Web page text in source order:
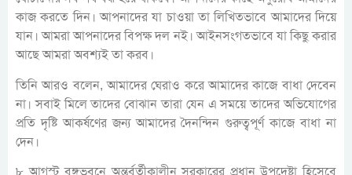
কাজ করতে দিন। আপনাদের যা চাওয়া তা লিখিতভাবে আমাদের দিয়ে
যান। আমরা আপনাদের বিপক্ষ দল নই। আইনসংগতভাবে যা কিছু করার
আছে আমরা অবশ্যই তা করব।
তিনি আরও বলেন, আমাদের ঘেরাও করে আমাদের কাজে বাধা দেবেন
না। সবাই মিলে তাদের বোঝান তারা যেন এ সময়ে তাদের অভিযোগের
প্রতি দৃষ্টি আকর্ষণের জন্য আমাদের দৈনন্দিন গুরুত্বপূর্ণ কাজে বাধা না
দেন।
৮ আগস্ট বঙ্গভবনে অন্তর্বর্তীকালীন সরকারের প্রধান উপদেষ্টা হিসেবে